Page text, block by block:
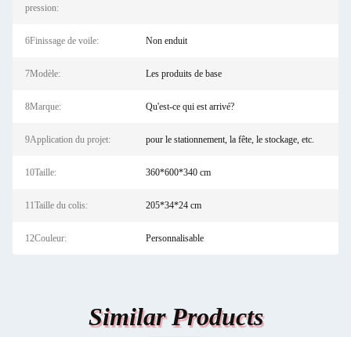
pression:
6Finissage de voile: Non enduit
7Modèle: Les produits de base
8Marque: Qu'est-ce qui est arrivé?
9Application du projet: pour le stationnement, la fête, le stockage, etc.
10Taille: 360*600*340 cm
11Taille du colis: 205*34*24 cm
12Couleur: Personnalisable
Similar Products